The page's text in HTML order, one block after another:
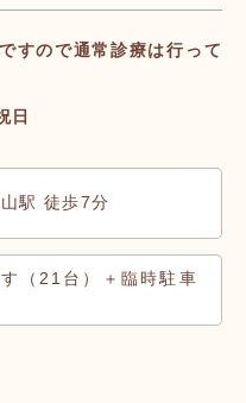
すので通常診療は行って
日
駅 徒歩7分
（21台）＋臨時駐車